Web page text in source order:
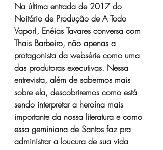
Na última entrada de 2017 do
Noitário de Produção de A Todo
Vapor!, Enéias Tavares conversa com
Thais Barbeiro, não apenas a
protagonista da websérie como uma
das produtoras executivas. Nessa
entrevista, além de sabermos mais
sobre ela, descobriremos como está
sendo interpretar a heroína mais
importante da nossa literatura e como
essa geminiana de Santos faz pra
administrar a loucura de sua vida